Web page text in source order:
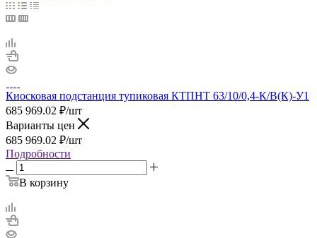
Киосковая подстанция тупиковая КТПНТ 63/10/0,4-К/В(К)-У1
685 969.02 ₽/шт
Варианты цен
685 969.02 ₽/шт
Подробности
В корзину